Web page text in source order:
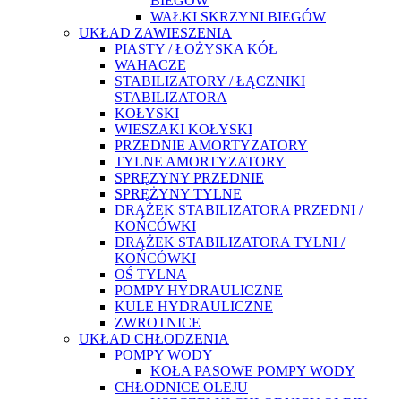
WAŁKI SKRZYNI BIEGÓW
UKŁAD ZAWIESZENIA
PIASTY / ŁOŻYSKA KÓŁ
WAHACZE
STABILIZATORY / ŁĄCZNIKI
STABILIZATORA
KOŁYSKI
WIESZAKI KOŁYSKI
PRZEDNIE AMORTYZATORY
TYLNE AMORTYZATORY
SPRĘZYNY PRZEDNIE
SPRĘŻYNY TYLNE
DRĄŻEK STABILIZATORA PRZEDNI /
KOŃCÓWKI
DRĄŻEK STABILIZATORA TYLNI /
KOŃCÓWKI
OŚ TYLNA
POMPY HYDRAULICZNE
KULE HYDRAULICZNE
ZWROTNICE
UKŁAD CHŁODZENIA
POMPY WODY
KOŁA PASOWE POMPY WODY
CHŁODNICE OLEJU